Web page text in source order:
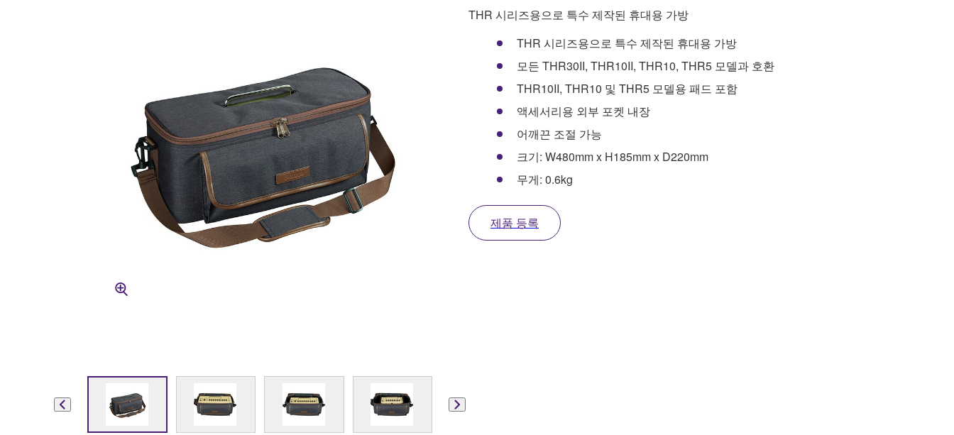
THR 시리즈용으로 특수 제작된 휴대용 가방
THR 시리즈용으로 특수 제작된 휴대용 가방
모든 THR30II, THR10II, THR10, THR5 모델과 호환
THR10II, THR10 및 THR5 모델용 패드 포함
액세서리용 외부 포켓 내장
어깨끈 조절 가능
크기: W480mm x H185mm x D220mm
무게: 0.6kg
제품 등록